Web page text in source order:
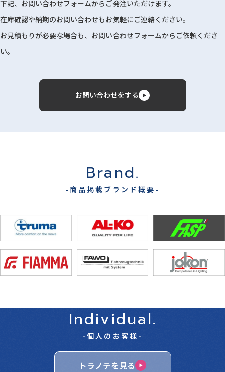
下記、お問い合わせフォームからご発注いただけます。
在庫確認や納期のお問い合わせもお気軽にご連絡ください。
お見積もりが必要な場合も、お問い合わせフォームからご依頼くださ
い。
お問い合わせをする
Brand.
-商品掲載ブランド概要-
Individual.
-個人のお客様-
トラノテを見る